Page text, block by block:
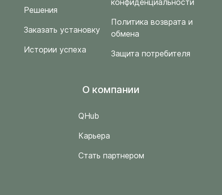
Решения
Заказать установку
Истории успеха
конфиденциальности
Политика возврата и
обмена
Защита потребителя
O компании
QHub
Карьера
Стать партнером